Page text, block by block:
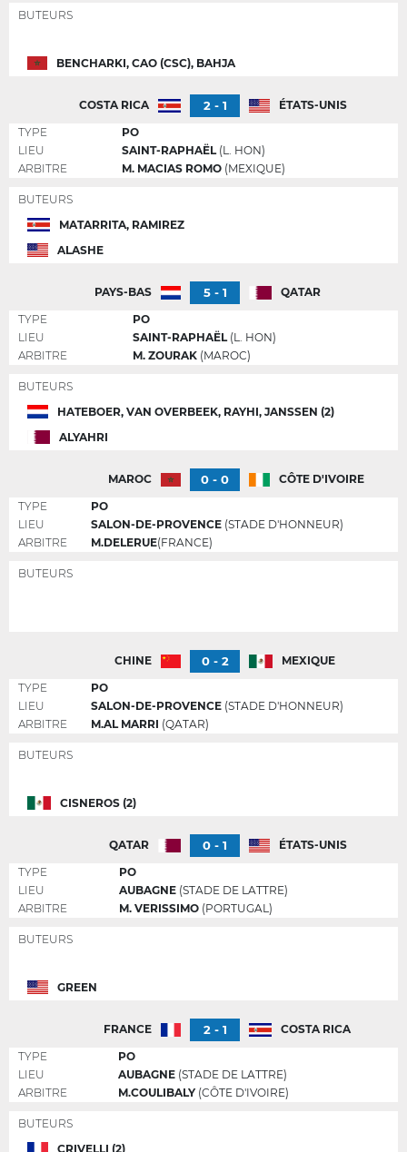
BUTEURS
BENCHARKI, CAO (CSC), BAHJA
COSTA RICA 2 - 1
ÉTATS-UNIS
TYPE
PO
LIEU
SAINT-RAPHAËL (L. HON)
ARBITRE
M. MACIAS ROMO (MEXIQUE)
BUTEURS
MATARRITA, RAMIREZ
ALASHE
PAYS-BAS 5 - 1
QATAR
TYPE
PO
LIEU
SAINT-RAPHAËL (L. HON)
ARBITRE
M. ZOURAK (MAROC)
BUTEURS
HATEBOER, VAN OVERBEEK, RAYHI, JANSSEN (2)
ALYAHRI
MAROC 0 - 0
CÔTE D'IVOIRE
TYPE
PO
LIEU
SALON-DE-PROVENCE (STADE D'HONNEUR)
ARBITRE
M.DELERUE(FRANCE)
BUTEURS
CHINE 0 - 2
MEXIQUE
TYPE
PO
LIEU
SALON-DE-PROVENCE (STADE D'HONNEUR)
ARBITRE
M.AL MARRI (QATAR)
BUTEURS
CISNEROS (2)
QATAR 0 - 1
ÉTATS-UNIS
TYPE
PO
LIEU
AUBAGNE (STADE DE LATTRE)
ARBITRE
M. VERISSIMO (PORTUGAL)
BUTEURS
GREEN
FRANCE 2 - 1
COSTA RICA
TYPE
PO
LIEU
AUBAGNE (STADE DE LATTRE)
ARBITRE
M.COULIBALY (CÔTE D'IVOIRE)
BUTEURS
CRIVELLI (2)